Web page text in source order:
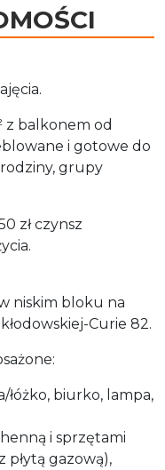
z balkonem od
i gotowe do
grupy
zł czynsz
niskim bloku na
Curie 82.
biurko, lampa,
i sprzętami
płytą gazową),